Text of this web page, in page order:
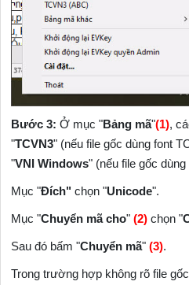
Bước 3: Ở mục "Bảng mã"(1),
"TCVN3" (nếu file gốc dùng font
"VNI Windows" (nếu file gốc
Mục "Đích" chọn "Unicode".
Mục "Chuyển mã cho" (2) chọn "
Sau đó bấm "Chuyển mã" (3).
Trong trường hợp không rõ file